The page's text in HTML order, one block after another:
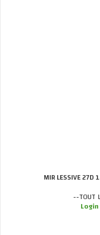
MIR LESSIVE 27D
--TOUT